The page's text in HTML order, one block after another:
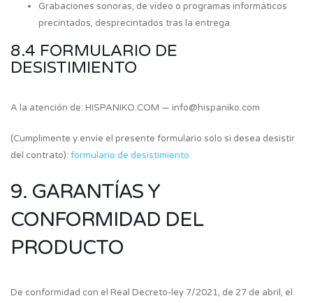
Grabaciones sonoras, de vídeo o programas informáticos
precintados, desprecintados tras la entrega.
8.4 FORMULARIO DE
DESISTIMIENTO
A la atención de: HISPANIKO.COM — info@hispaniko.com
(Cumplimente y envíe el presente formulario solo si desea desistir
del contrato): formulario de desistimiento
9. GARANTÍAS Y
CONFORMIDAD DEL
PRODUCTO
De conformidad con el Real Decreto-ley 7/2021, de 27 de abril, el